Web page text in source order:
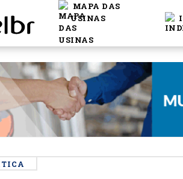
MAPA DAS
USINAS